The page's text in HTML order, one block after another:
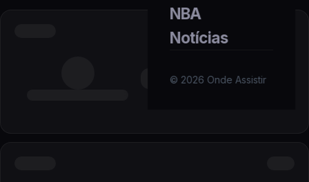
NBA
Notícias
© 2026 Onde Assistir